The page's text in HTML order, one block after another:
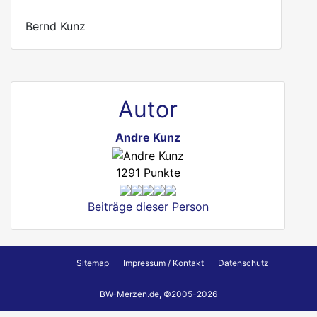
Bernd Kunz
Autor
Andre Kunz
1291 Punkte
Beiträge dieser Person
Sitemap Impressum / Kontakt Datenschutz
BW-Merzen.de, ©2005-2026